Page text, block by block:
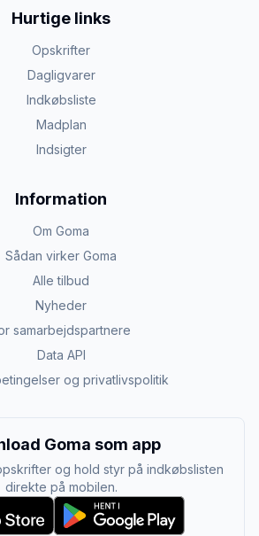
Hurtige links
Opskrifter
Dagligvarer
Indkøbsliste
Madplan
Indsigter
Information
Om Goma
Sådan virker Goma
Alle tilbud
Nyheder
samarbejdspartnere
Data API
og privatlivspolitik
Goma som app
og hold styr på indkøbslisten
direkte på mobilen.